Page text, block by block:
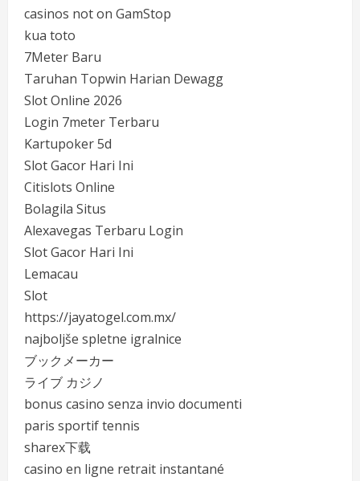
casinos not on GamStop
kua toto
7Meter Baru
Taruhan Topwin Harian Dewagg
Slot Online 2026
Login 7meter Terbaru
Kartupoker 5d
Slot Gacor Hari Ini
Citislots Online
Bolagila Situs
Alexavegas Terbaru Login
Slot Gacor Hari Ini
Lemacau
Slot
https://jayatogel.com.mx/
najboljše spletne igralnice
ブックメーカー
ライブ カジノ
bonus casino senza invio documenti
paris sportif tennis
sharex下载
casino en ligne retrait instantané